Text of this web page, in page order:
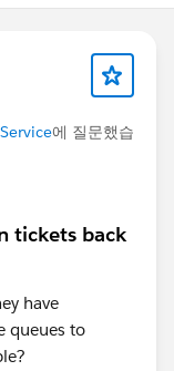
에 질문했습
tickets back
have
queues to